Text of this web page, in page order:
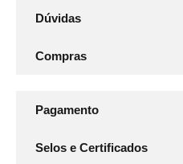
Dúvidas
Compras
Pagamento
Selos e Certificados